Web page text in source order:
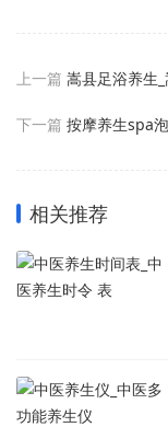
上一篇 嵩县足浴养生
下一篇 按摩养生spa
相关推荐